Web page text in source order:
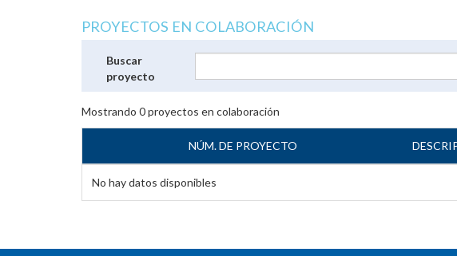
PROYECTOS EN COLABORACIÓN
Buscar
proyecto
Mostrando 0proyectos en colaboración
NÚM. DE PROYECTO
No hay datos disponibles